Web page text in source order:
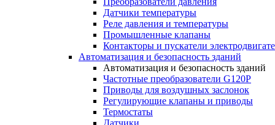
Датчики температуры
Реле давления и температуры
Промышленные клапаны
Контакторы и пускатели
Автоматизация и безопасность зданий
Автоматизация и безопасность зданий
Частотные преобразователи G120P
Приводы для воздушных заслонок
Регулирующие клапаны и приводы
Термостаты
Датчики